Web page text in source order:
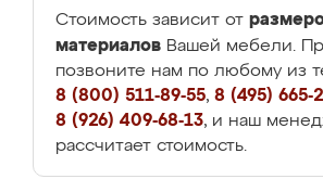
Стоимость зависит от
материалов Вашей мебели.
позвоните нам по любому из
8 (800) 511-89-55, 8 (495) 665-
8 (926) 409-68-13, и наш
рассчитает стоимость.